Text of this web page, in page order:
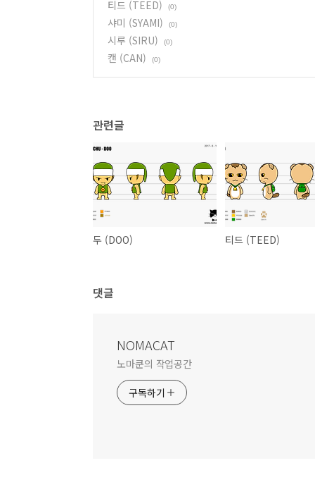
티드 (TEED) (0)
샤미 (SYAMI) (0)
시루 (SIRU) (0)
캔 (CAN) (0)
관련글
두 (DOO) 티드 (TEED)
댓글
NOMACAT
노마쿤의 작업공간
구독하기